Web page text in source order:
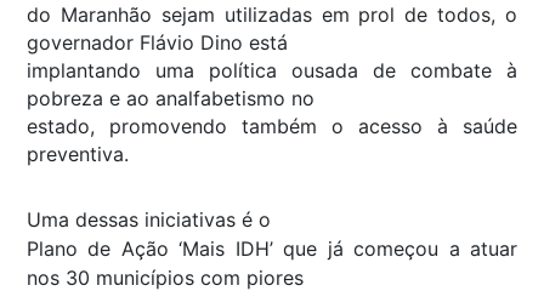
do Maranhão sejam utilizadas em prol de todos, o
governador Flávio Dino está
implantando uma política ousada de combate à
pobreza e ao analfabetismo no
estado, promovendo também o acesso à saúde
preventiva.
Uma dessas iniciativas é o
Plano de Ação ‘Mais IDH’ que já começou a atuar
nos 30 municípios com piores